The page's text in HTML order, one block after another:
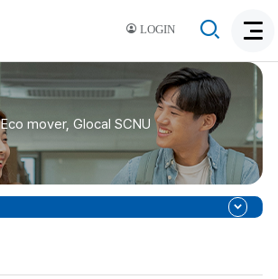
LOGIN
색
활
성
색
Eco mover, Glocal SCNU